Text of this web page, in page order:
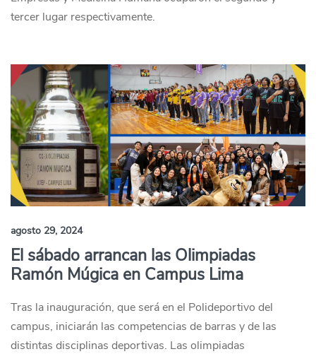
tercer lugar respectivamente.
agosto 29, 2024
El sábado arrancan las Olimpiadas
Ramón Múgica en Campus Lima
Tras la inauguración, que será en el Polideportivo del
campus, iniciarán las competencias de barras y de las
distintas disciplinas deportivas. Las olimpiadas